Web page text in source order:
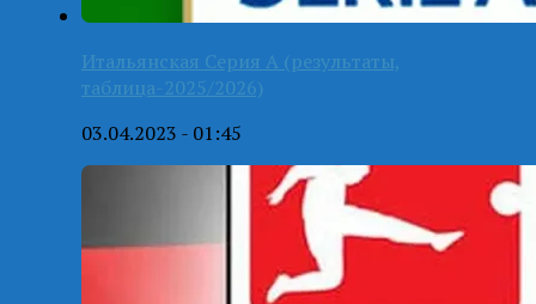
Итальянская Серия А (результаты,
таблица-2025/2026)
03.04.2023 - 01:45